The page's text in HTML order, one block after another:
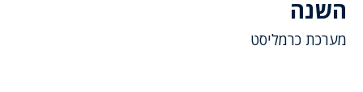
השנה
מערכת כרמליסט